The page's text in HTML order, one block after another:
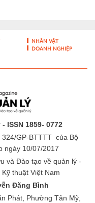
NHÂN VẬT
DOANH NGHIỆP
ISSN 1859- 0772
GP-BTTTT của Bộ
ngày 10/07/2017
và Đào tạo về quản lý -
thuật Việt Nam
Đăng Bình
Phát, Phường Tân Mỹ,